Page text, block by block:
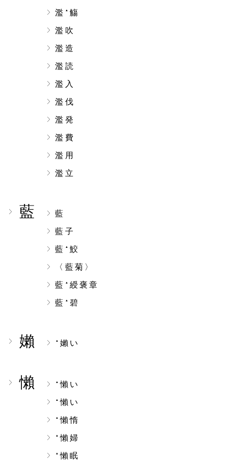
濫
▲ 觴
濫吹
濫造
濫読
濫入
濫伐
濫発
濫費
濫用
濫立
藍
藍
藍子
藍
▲ 鮫
〈藍菊〉
藍
▲ 綬褒章
藍
▲ 碧
嬾 ▲ 嬾い
懶 ▲ 懶い
▲ 懶い
▲ 懶惰
▲ 懶婦
▲ 懶眠